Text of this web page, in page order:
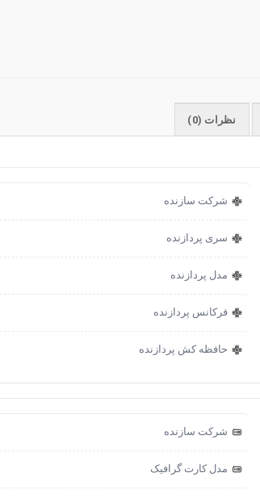
نظرات (0)
شرکت سازنده
سری پردازنده
مدل پردازنده
فرکانس پردازنده
حافظه کش پردازنده
شرکت سازنده
مدل کارت گرافیک